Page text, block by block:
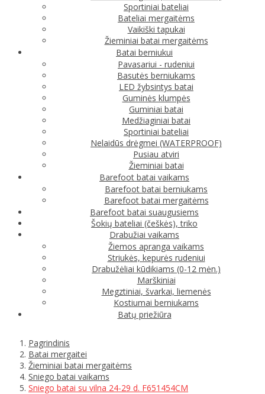
Sportiniai bateliai
Bateliai mergaitėms
Vaikiški tapukai
Žieminiai batai mergaitėms
Batai berniukui
Pavasariui - rudeniui
Basutės berniukams
LED žybsintys batai
Guminės klumpės
Guminiai batai
Medžiaginiai batai
Sportiniai bateliai
Nelaidūs drėgmei (WATERPROOF)
Pusiau atviri
Žieminiai batai
Barefoot batai vaikams
Barefoot batai berniukams
Barefoot batai mergaitėms
Barefoot batai suaugusiems
Šokių bateliai (češkės), triko
Drabužiai vaikams
Žiemos apranga vaikams
Striukės, kepurės rudeniui
Drabužėliai kūdikiams (0-12 mėn.)
Marškiniai
Megztiniai, švarkai, liemenės
Kostiumai berniukams
Batų priežiūra
Pagrindinis
Batai mergaitei
Žieminiai batai mergaitėms
Sniego batai vaikams
Sniego batai su vilna 24-29 d. F651454CM